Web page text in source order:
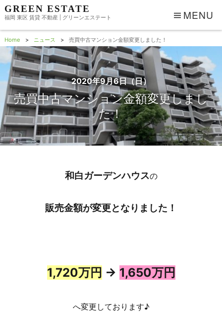
GREEN ESTATE
福岡 東区 賃貸 不動産 | グリーンエステート MENU
Home ニュース 売買中古マンション金額変更しました！
2020年9月6日（日）
売買中古マンション金額変更しまし
た！
和白ガーデンハウスの
販売金額が変更となりました！
1,720万円 → 1,650万円
へ変更しております♪